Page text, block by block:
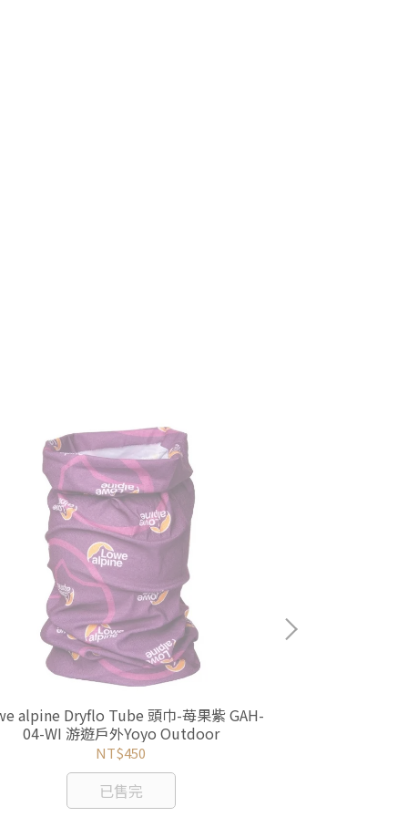
alpine Dryflo Tube 頭巾-苺果紫 GAH-
04-WI 游遊戶外Yoyo Outdoor
NT$450
已售完